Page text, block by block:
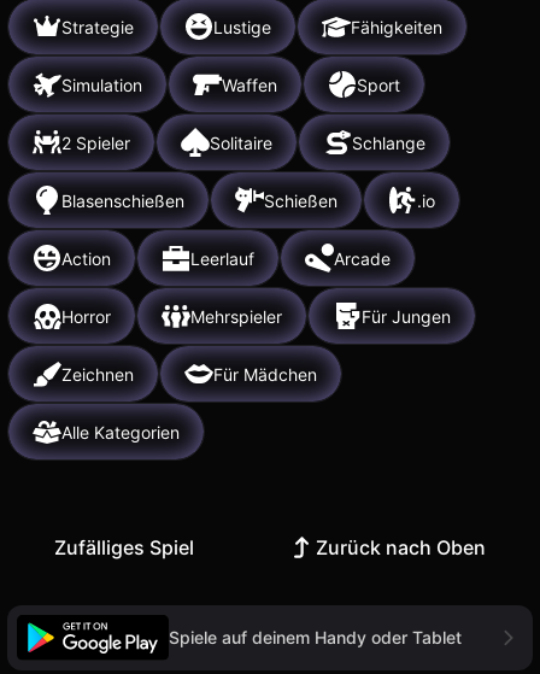
Strategie Lustige Fähigkeiten
Simulation Waffen Sport
2 Spieler Solitaire Schlange
Blasenschießen Schießen .io
Action Leerlauf Arcade
Horror Mehrspieler Für Jungen
Zeichnen Für Mädchen
Alle Kategorien
Zufälliges Spiel Zurück nach Oben
Spiele auf deinem Handy oder Tablet